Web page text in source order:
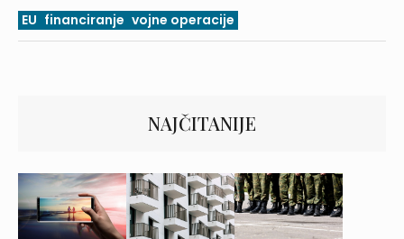
EU financiranje vojne operacije
NAJČITANIJE